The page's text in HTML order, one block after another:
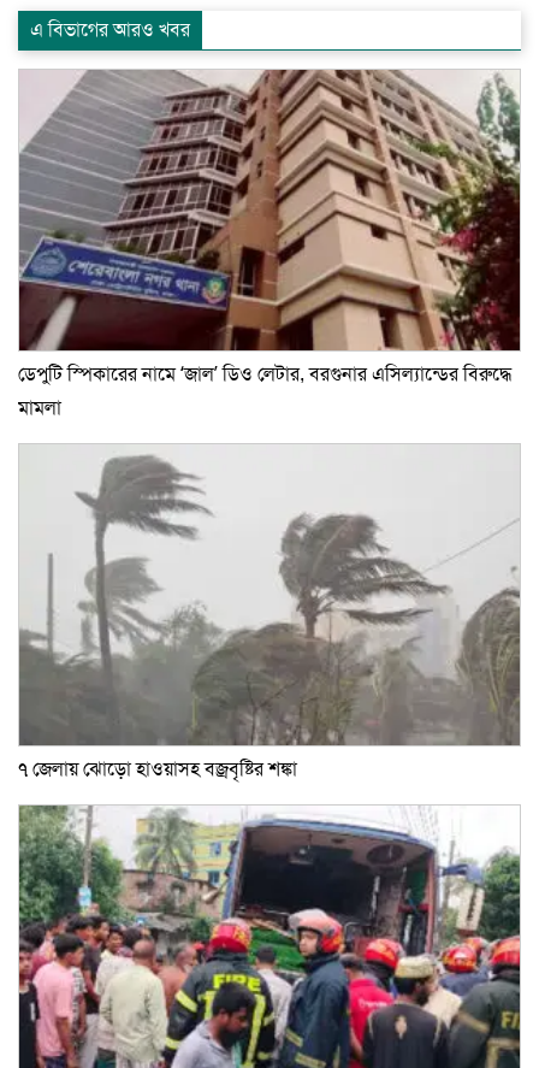
এ বিভাগের আরও খবর
ডেপুটি স্পিকারের নামে ‘জাল’ ডিও লেটার, বরগুনার এসিল্যান্ডের বিরুদ্ধে
মামলা
৭ জেলায় ঝোড়ো হাওয়াসহ বজ্রবৃষ্টির শঙ্কা